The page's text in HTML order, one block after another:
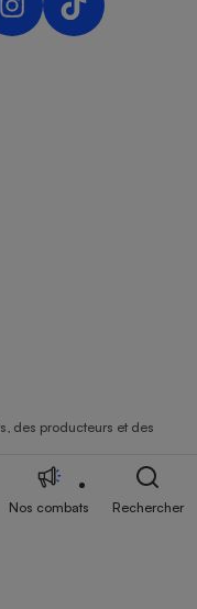
des producteurs et des
Nos combats Rechercher